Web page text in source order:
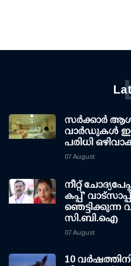
സര്‍ക്കാര്‍
വാര്‍ഡുകള്‍
പരിധി
07 August
നീറ്റ്
കപ്പ്' വാട്സാപ്പ്
ഞെട്ടിക്കുന്ന
സി.ബി.ഐ
07 August
10